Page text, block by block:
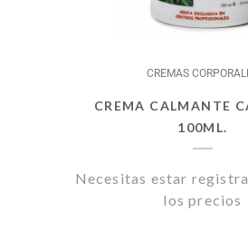
CREMAS
CREMA CALMANTE
100ML.
Necesitas estar
los precios